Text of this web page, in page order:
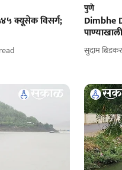
क्यूसेक विसर्ग;
पुणे
Dimbhe
सुदाम बिडकर